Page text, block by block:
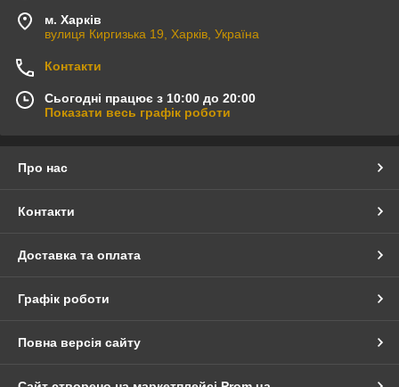
м. Харків
вулиця Киргизька 19, Харків, Україна
Контакти
Сьогодні працює з 10:00 до 20:00
Показати весь графік роботи
Про нас
Контакти
Доставка та оплата
Графік роботи
Повна версія сайту